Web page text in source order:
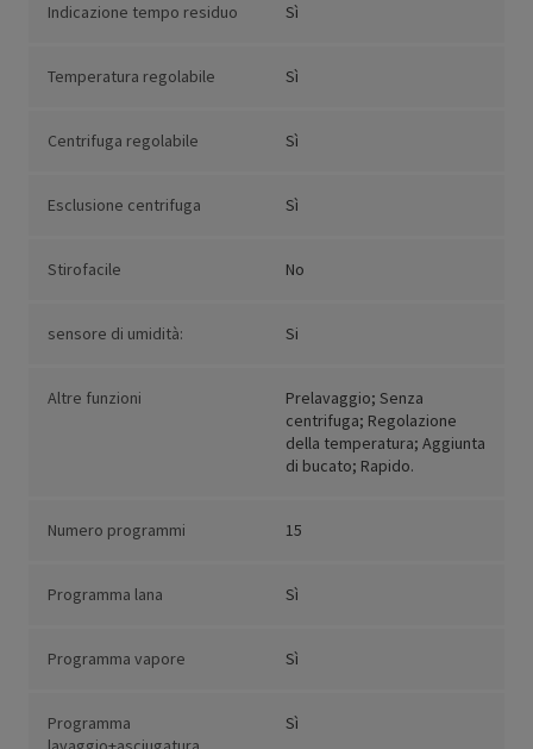
Indicazione tempo residuo Sì
Temperatura regolabile Sì
Centrifuga regolabile Sì
Esclusione centrifuga Sì
Stirofacile No
sensore di umidità: Si
Altre funzioni
Prelavaggio; Senza
centrifuga; Regolazione
della temperatura; Aggiunta
di bucato; Rapido.
Numero programmi 15
Programma lana Sì
Programma vapore Sì
Programma
Sì